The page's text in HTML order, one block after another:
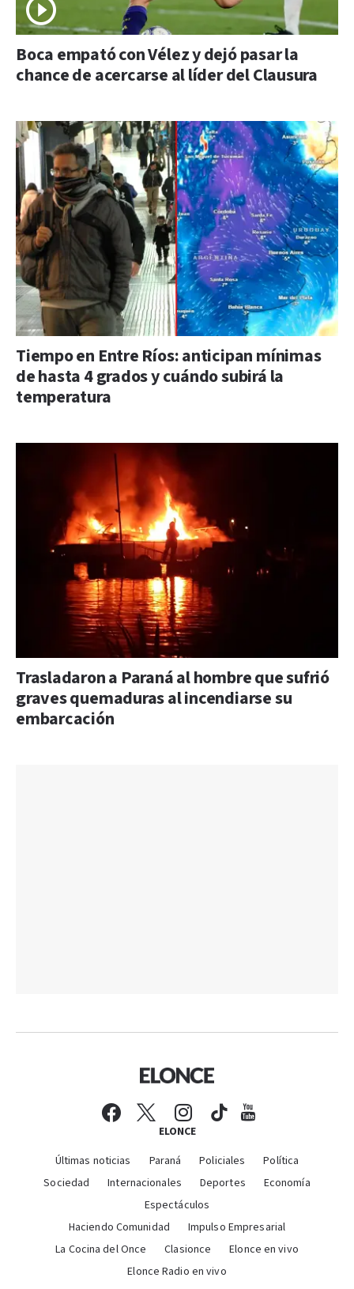
Boca empató con Vélez y dejó pasar la
chance de acercarse al líder del Clausura
Tiempo en Entre Ríos: anticipan mínimas
de hasta 4 grados y cuándo subirá la
temperatura
Trasladaron a Paraná al hombre que sufrió
graves quemaduras al incendiarse su
embarcación
ELONCE
Últimas noticias Paraná Policiales
Política
Sociedad
Internacionales Deportes
Economía
Espectáculos
Haciendo Comunidad
Impulso Empresarial
La Cocina del Once
Clasionce
Elonce en vivo
Elonce Radio en vivo